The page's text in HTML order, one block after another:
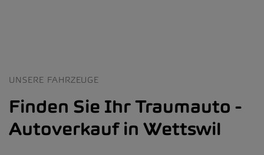
UNSERE FAHRZEUGE
Finden Sie Ihr Traumauto -
Autoverkauf in Wettswil